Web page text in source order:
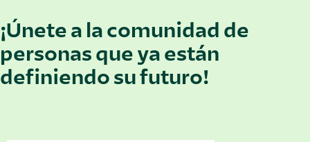
¡Únete a la comunidad de
personas que ya están
definiendo su futuro!